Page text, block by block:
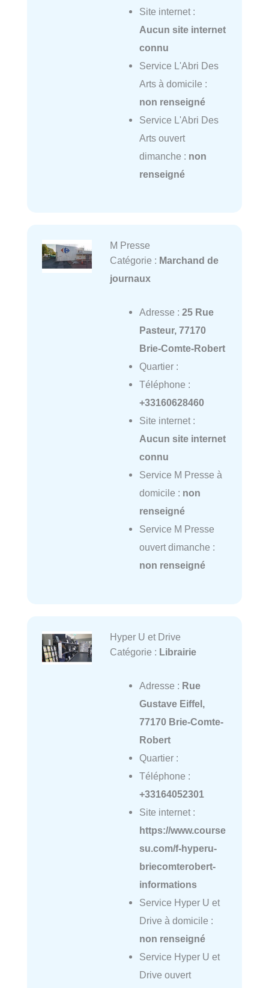
Site internet :
Aucun site internet
connu
Service L'Abri Des
Arts à domicile :
non renseigné
Service L'Abri Des
Arts ouvert
dimanche : non
renseigné
M Presse
Catégorie : Marchand de
journaux
Adresse : 25 Rue
Pasteur, 77170
Brie-Comte-Robert
Quartier :
Téléphone :
+33160628460
Site internet :
Aucun site internet
connu
Service M Presse à
domicile : non
renseigné
Service M Presse
ouvert dimanche :
non renseigné
Hyper U et Drive
Catégorie : Librairie
Adresse : Rue
Gustave Eiffel,
77170 Brie-Comte-
Robert
Quartier :
Téléphone :
+33164052301
Site internet :
https://www.course
su.com/f-hyperu-
briecomterobert-
informations
Service Hyper U et
Drive à domicile :
non renseigné
Service Hyper U et
Drive ouvert